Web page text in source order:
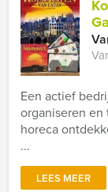
Een actief
organiseren
horeca
...
LEES MEER